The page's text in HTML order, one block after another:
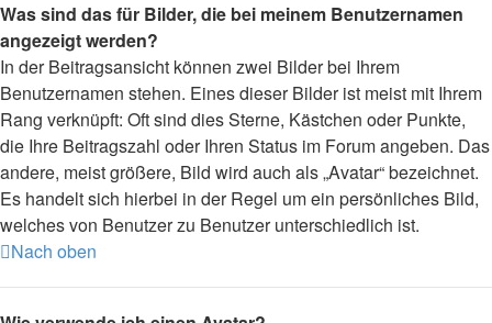
Was sind das für Bilder, die bei meinem Benutzernamen
angezeigt werden?
In der Beitragsansicht können zwei Bilder bei Ihrem
Benutzernamen stehen. Eines dieser Bilder ist meist mit Ihrem
Rang verknüpft: Oft sind dies Sterne, Kästchen oder Punkte,
die Ihre Beitragszahl oder Ihren Status im Forum angeben. Das
andere, meist größere, Bild wird auch als „Avatar“ bezeichnet.
Es handelt sich hierbei in der Regel um ein persönliches Bild,
welches von Benutzer zu Benutzer unterschiedlich ist.
Nach oben